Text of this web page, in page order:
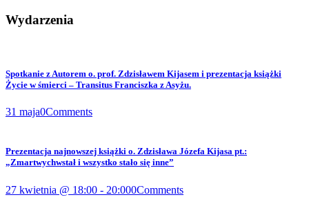
Wydarzenia
Spotkanie z Autorem o. prof. Zdzisławem Kijasem i prezentacja książki
Życie w śmierci – Transitus Franciszka z Asyżu.
31 maja0Comments
Prezentacja najnowszej książki o. Zdzisława Józefa Kijasa pt.:
„Zmartwychwstał i wszystko stało się inne”
27 kwietnia @ 18:00 - 20:000Comments